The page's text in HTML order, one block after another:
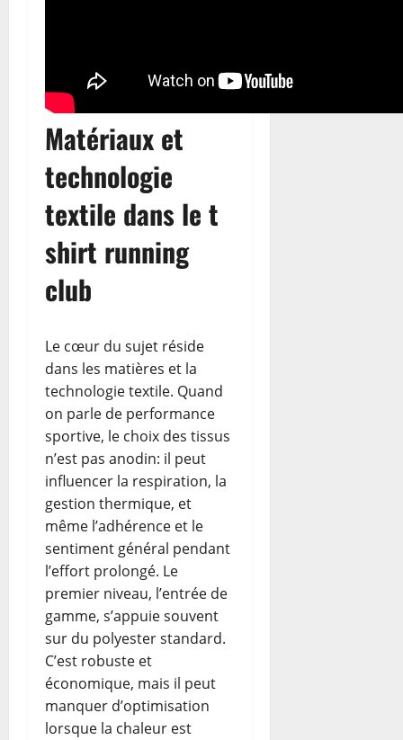
Matériaux et
technologie
textile dans le t
shirt running
club
Le cœur du sujet réside
dans les matières et la
technologie textile. Quand
on parle de performance
sportive, le choix des tissus
n’est pas anodin: il peut
influencer la respiration, la
gestion thermique, et
même l’adhérence et le
sentiment général pendant
l’effort prolongé. Le
premier niveau, l’entrée de
gamme, s’appuie souvent
sur du polyester standard.
C’est robuste et
économique, mais il peut
manquer d’optimisation
lorsque la chaleur est